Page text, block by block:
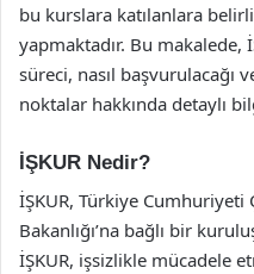
bu kurslara katılanlara
yapmaktadır. Bu makalede,
süreci, nasıl başvurulacağı
noktalar hakkında detaylı
İŞKUR Nedir?
İŞKUR, Türkiye Cumhuriyeti
Bakanlığı’na bağlı bir
İŞKUR, işsizlikle mücadele